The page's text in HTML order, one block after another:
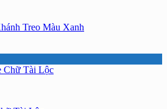
Treo Màu Xanh